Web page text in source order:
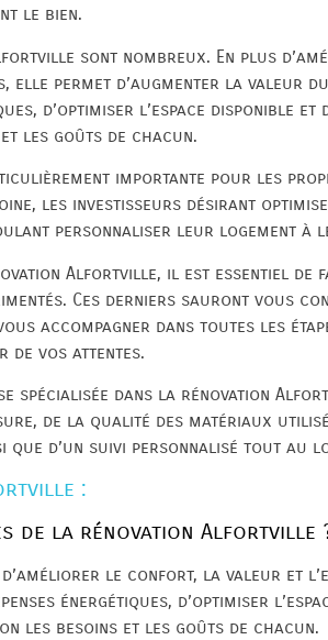
le bien.
sont nombreux. En plus
elle permet d’augmenter la valeur
d’optimiser l’espace disponible et
et les goûts de chacun.
importante pour les
les investisseurs désirant
personnaliser leur logement à
Alfortville, il est essentiel de
Ces derniers sauront vous
accompagner dans toutes les
vos attentes.
spécialisée dans la rénovation
de la qualité des matériaux
que d’un suivi personnalisé tout au
:
de la rénovation Alfortville
le confort, la valeur et
énergétiques, d’optimiser
les besoins et les goûts de chacun.